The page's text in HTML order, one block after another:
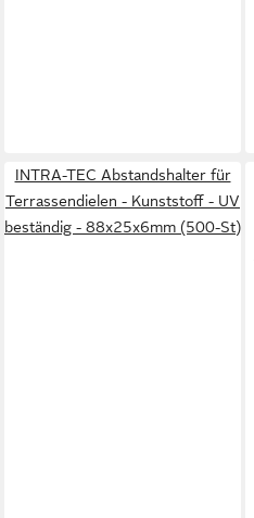
INTRA-TEC Abstandshalter für
Terrassendielen - Kunststoff - UV
beständig - 88x25x6mm (500-St)